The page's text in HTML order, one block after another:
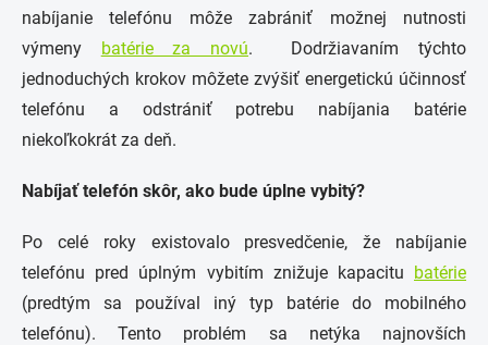
nabíjanie telefónu môže zabrániť možnej nutnosti
výmeny batérie za novú. Dodržiavaním týchto
jednoduchých krokov môžete zvýšiť energetickú účinnosť
telefónu a odstrániť potrebu nabíjania batérie
niekoľkokrát za deň.
Nabíjať telefón skôr, ako bude úplne vybitý?
Po celé roky existovalo presvedčenie, že nabíjanie
telefónu pred úplným vybitím znižuje kapacitu batérie
(predtým sa používal iný typ batérie do mobilného
telefónu). Tento problém sa netýka najnovších